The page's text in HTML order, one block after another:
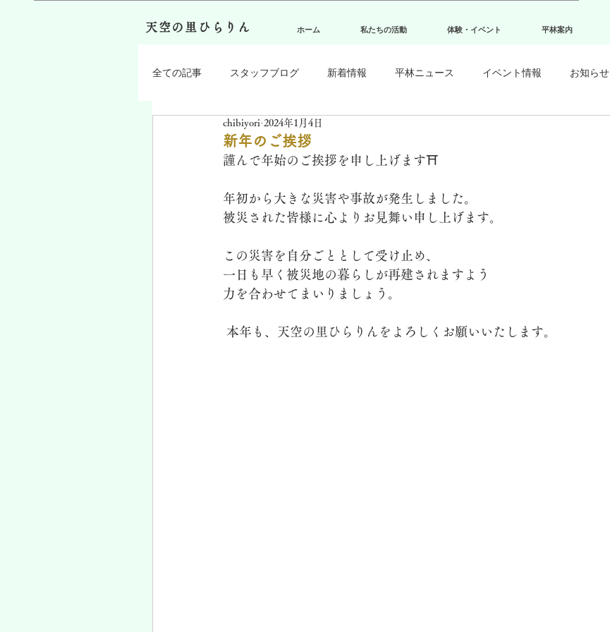
天空の里ひらりん ホーム 私たちの活動 体験・イベント 平林案内
全ての記事 スタッフブログ 新着情報 平林ニュース イベント情報 お知らせ
新年のご挨拶
chibiyori 2024年1月4日
謹んで年始のご挨拶を申し上げます⛩
年初から大きな災害や事故が発生しました。
被災された皆様に心よりお見舞い申し上げます。
この災害を自分ごととして受け止め、
一日も早く被災地の暮らしが再建されますよう
力を合わせてまいりましょう。
本年も、天空の里ひらりんをよろしくお願いいたします。